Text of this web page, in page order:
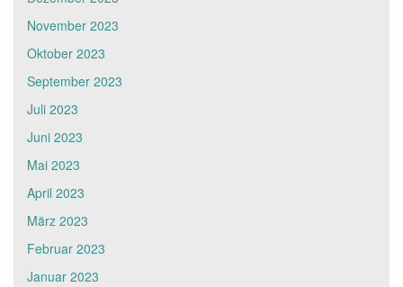
November 2023
Oktober 2023
September 2023
Juli 2023
Juni 2023
Mai 2023
April 2023
März 2023
Februar 2023
Januar 2023